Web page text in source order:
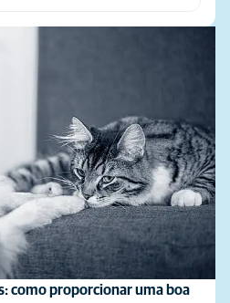
como proporcionar uma boa